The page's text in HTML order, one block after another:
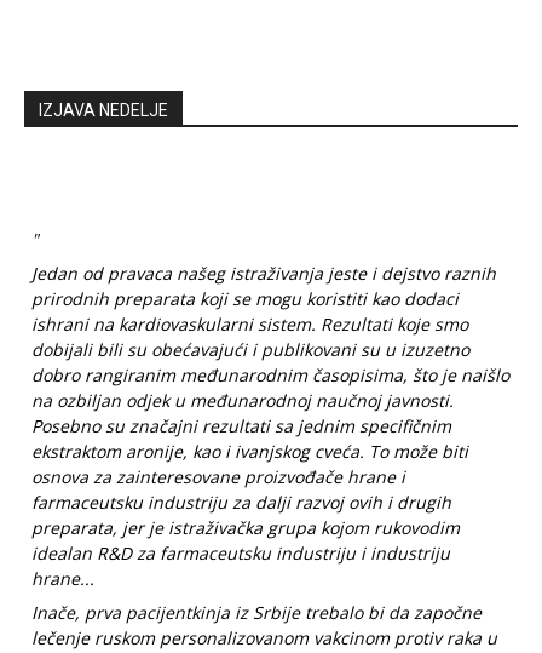
IZJAVA NEDELJE
"
Jedan od pravaca našeg istraživanja jeste i dejstvo raznih
prirodnih preparata koji se mogu koristiti kao dodaci
ishrani na kardiovaskularni sistem. Rezultati koje smo
dobijali bili su obećavajući i publikovani su u izuzetno
dobro rangiranim međunarodnim časopisima, što je naišlo
na ozbiljan odjek u međunarodnoj naučnoj javnosti.
Posebno su značajni rezultati sa jednim specifičnim
ekstraktom aronije, kao i ivanjskog cveća. To može biti
osnova za zainteresovane proizvođače hrane i
farmaceutsku industriju za dalji razvoj ovih i drugih
preparata, jer je istraživačka grupa kojom rukovodim
idealan R&D za farmaceutsku industriju i industriju
hrane...
Inače, prva pacijentkinja iz Srbije trebalo bi da započne
lečenje ruskom personalizovanom vakcinom protiv raka u